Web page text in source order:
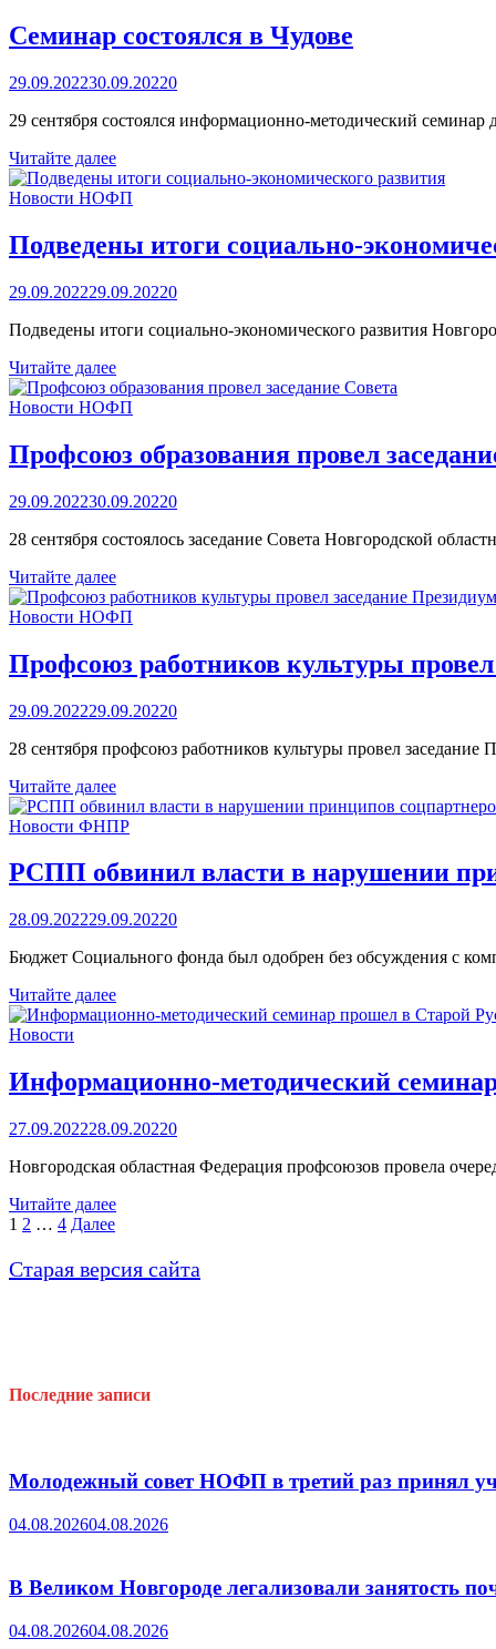
Семинар состоялся в Чудове
29.09.202230.09.20220
29 сентября состоялся информационно-методический
Семинар
состоялся
в
Читайте далее
Новости НОФП
Подведены итоги социально-
29.09.202229.09.20220
Подведены итоги социально-экономического развития
Подведены
итоги
социально-
развития
Читайте далее
Новости НОФП
Профсоюз образования провел
29.09.202230.09.20220
28 сентября состоялось заседание Совета Новгородской
Профсоюз
образования
провел
Совета
Читайте далее
Новости НОФП
Профсоюз работников культуры
29.09.202229.09.20220
28 сентября профсоюз работников культуры провел
Профсоюз
работников
культуры
заседание
Президиума
Читайте далее
Новости ФНПР
РСПП обвинил власти в нарушении
28.09.202229.09.20220
Бюджет Социального фонда был одобрен без обсуждения с
РСПП
обвинил
власти
нарушении
принципов
Читайте далее
Новости
Информационно-методический
27.09.202228.09.20220
Новгородская областная Федерация профсоюзов провела
Информационно-
методический
прошел
в
Читайте далее
Пагинация
записей
1 2 … 4 Далее
Старая версия сайта
Последние записи
Молодежный совет НОФП в третий раз принял
04.08.202604.08.2026
В Великом Новгороде легализовали занятость
04.08.202604.08.2026